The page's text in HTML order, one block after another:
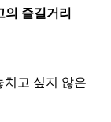
즐길거리
치고 싶지 않은